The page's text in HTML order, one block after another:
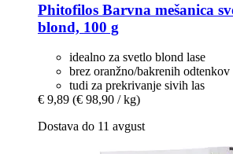
Phitofilos Barvna mešanica
blond, 100 g
idealno za svetlo blond lase
brez oranžno/bakrenih odtenkov
tudi za prekrivanje sivih las
€ 9,89 (€ 98,90 / kg)
Dostava do 11 avgust